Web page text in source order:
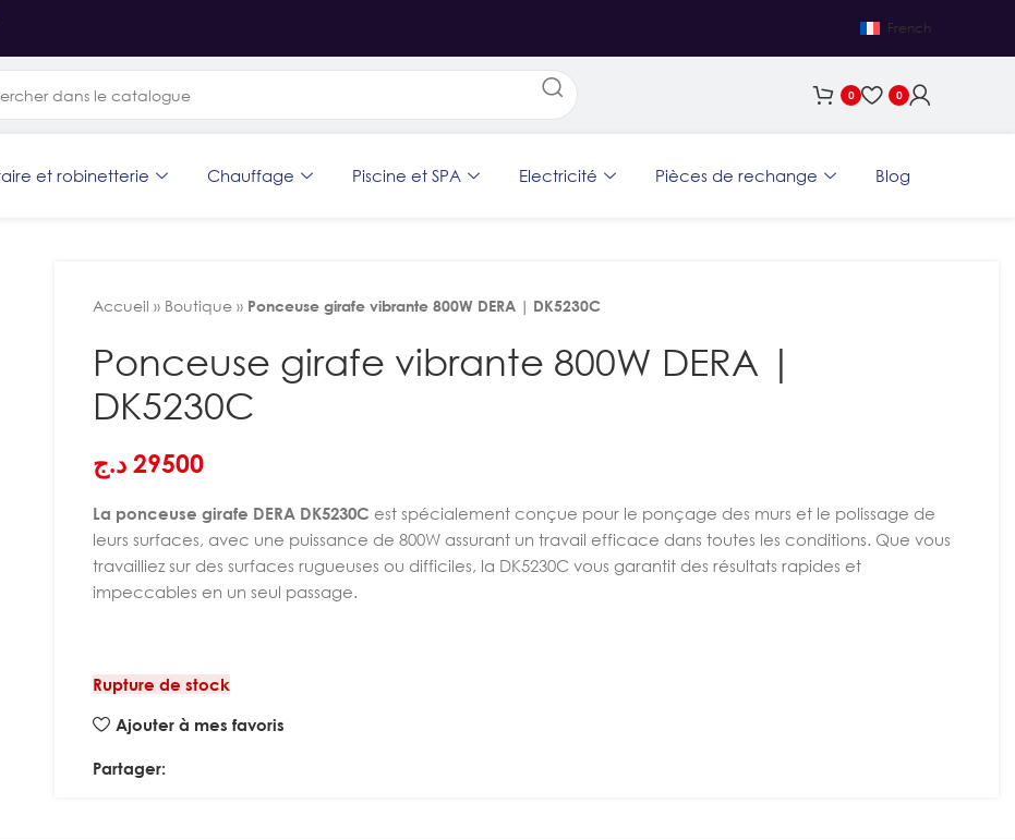
French
0 0
et robinetterie Chauffage Piscine et SPA Electricité Pièces de rechange Blog
Accueil » Boutique » Ponceuse girafe vibrante 800W DERA | DK5230C
Ponceuse girafe vibrante 800W DERA |
DK5230C
29500 د.ج
La ponceuse girafe DERA DK5230C est spécialement conçue pour le ponçage des murs et le polissage de
leurs surfaces, avec une puissance de 800W assurant un travail efficace dans toutes les conditions. Que vous
travailliez sur des surfaces rugueuses ou difficiles, la DK5230C vous garantit des résultats rapides et
impeccables en un seul passage.
Rupture de stock
Ajouter à mes favoris
Partager: